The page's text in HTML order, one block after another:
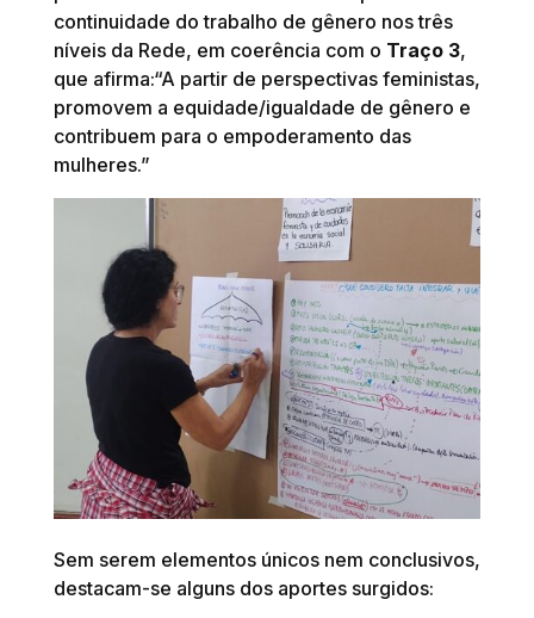
continuidade do trabalho de gênero nos três
níveis da Rede, em coerência com o Traço 3,
que afirma:“A partir de perspectivas feministas,
promovem a equidade/igualdade de gênero e
contribuem para o empoderamento das
mulheres.”
Sem serem elementos únicos nem conclusivos,
destacam-se alguns dos aportes surgidos: